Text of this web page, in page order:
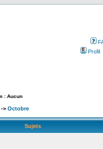
Profil
: Aucun
-> Octobre
Sujets